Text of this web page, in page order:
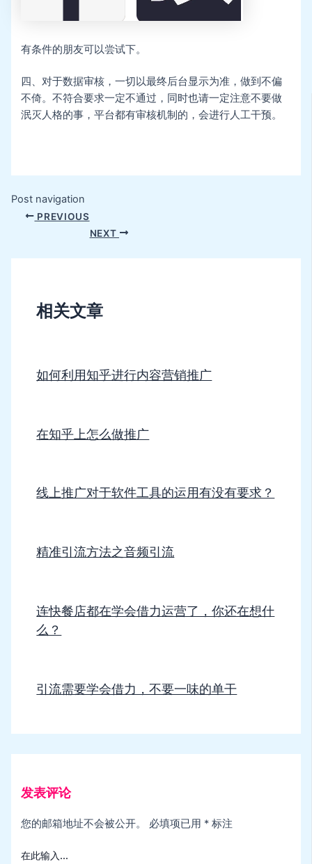
有条件的朋友可以尝试下。
四、对于数据审核，一切以最终后台显示为准，做到不偏
不倚。不符合要求一定不通过，同时也请一定注意不要做
泯灭人格的事，平台都有审核机制的，会进行人工干预。
Post navigation
PREVIOUS
NEXT
相关文章
如何利用知乎进行内容营销推广
在知乎上怎么做推广
线上推广对于软件工具的运用有没有要求？
精准引流方法之音频引流
连快餐店都在学会借力运营了，你还在想什
么？
引流需要学会借力，不要一味的单干
发表评论
您的邮箱地址不会被公开。 必填项已用 * 标注
在此输入...